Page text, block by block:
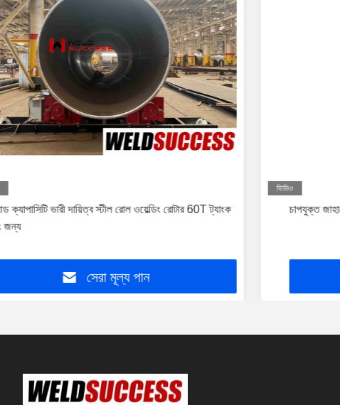
ক্যাপাসিটি ভারী দায়িত্ব স্টীল রোল ওয়েল্ডিং রোটার 60T ট্যাংক
জন্য
সেরা মূল্য পান
ভিডিও
চাপযুক্ত